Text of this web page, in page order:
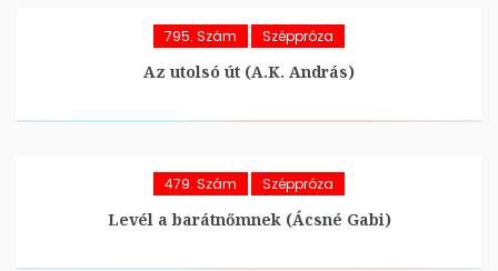
795. Szám Széppróza
Az utolsó út (A.K. András)
479. Szám Széppróza
Levél a barátnőmnek (Ácsné Gabi)